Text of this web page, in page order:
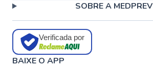
SOBRE A MEDPREV
Verificada por
BAIXE O APP